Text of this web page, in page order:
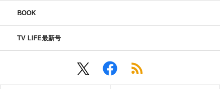
BOOK
TV LIFE最新号